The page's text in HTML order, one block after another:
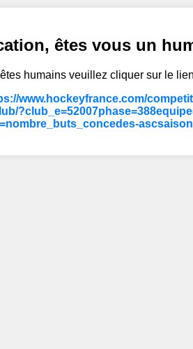
êtes vous un
humains veuillez cliquer sur le
www.hockeyfrance.com/